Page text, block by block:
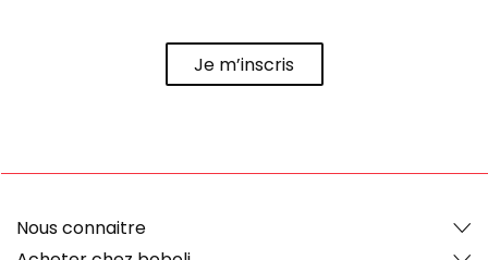
Je m’inscris
Nous connaitre